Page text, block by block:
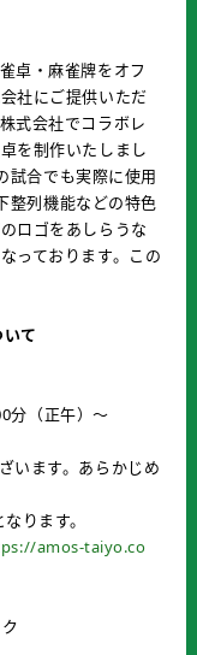
卓・麻雀牌をオフ
社にご提供いただ
式会社でコラボレ
を制作いたしまし
試合でも実際に使用
整列機能などの特色
ロゴをあしらうな
っております。この
て
分（正午）～
います。あらかじめ
ります。
amos-taiyo.co